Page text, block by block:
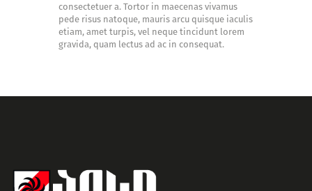
consectetuer a. Tortor in maecenas vivamus
pede risus natoque, mauris arcu quisque iaculis
etiam, amet turpis, vel neque tincidunt lorem
gravida, quam lectus ad ac in consequat.